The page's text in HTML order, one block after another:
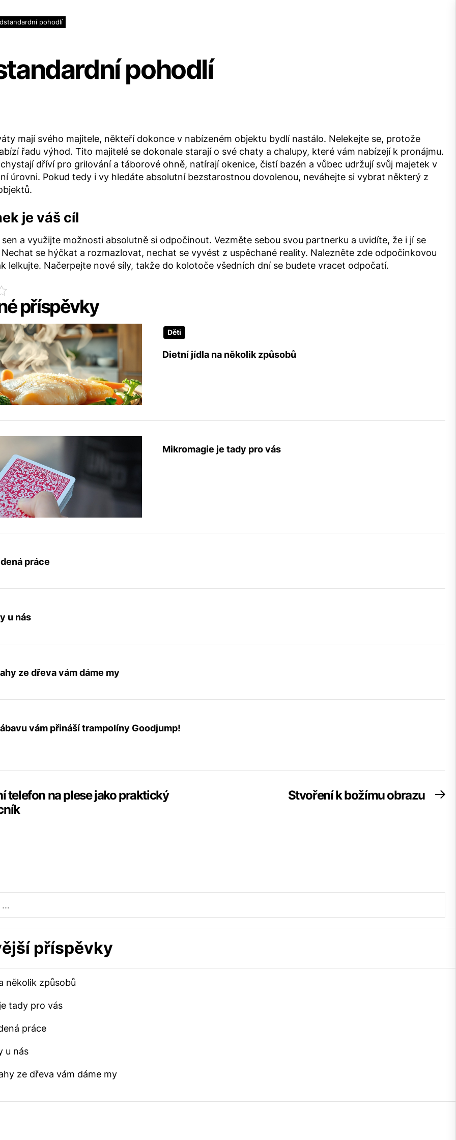
pohodlí
pohodlí
mají svého majitele, někteří dokonce v nabízeném objektu bydlí nastálo. Nelekejte se, protože
řadu výhod. Tito majitelé se dokonale starají o své chaty a chalupy, které vám nabízejí k pronájmu.
dříví pro grilování a táborové ohně, natírají okenice, čistí bazén a vůbec udržují svůj majetek v
úrovni. Pokud tedy i vy hledáte absolutní bezstarostnou dovolenou, neváhejte si vybrat některý z
je váš cíl
sen a využijte možnosti absolutně si odpočinout. Vezměte sebou svou partnerku a uvidíte, že i jí se
se hýčkat a rozmazlovat, nechat se vyvést z uspěchané reality. Nalezněte zde odpočinkovou
lelkujte. Načerpejte nové síly, takže do kolotoče všedních dní se budete vracet odpočatí.
příspěvky
Děti
Dietní jídla na několik způsobů
Mikromagie je tady pro vás
práce
u nás
ze dřeva vám dáme my
vám přináší trampolíny Goodjump!
telefon na plese jako praktický
Stvoření k božímu obrazu
příspěvky
několik způsobů
tady pro vás
práce
u nás
ze dřeva vám dáme my